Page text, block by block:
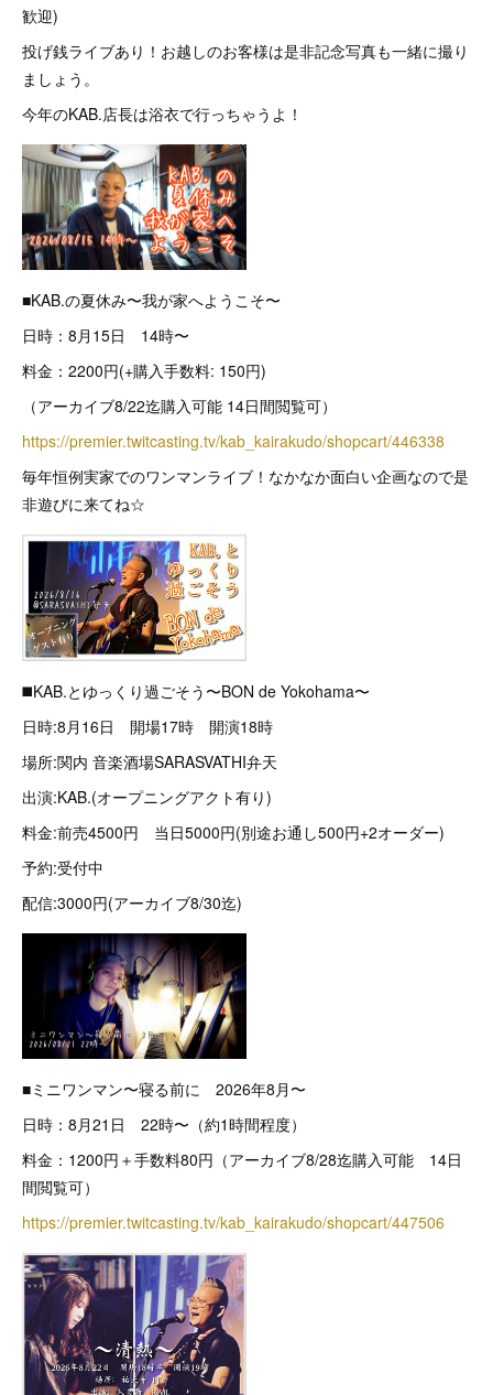
歓迎)
投げ銭ライブあり！お越しのお客様は是非記念写真も一緒に撮り
ましょう。
今年のKAB.店長は浴衣で行っちゃうよ！
■KAB.の夏休み〜我が家へようこそ〜
日時：8月15日 14時〜
料金：2200円(+購入手数料: 150円)
（アーカイブ8/22迄購入可能 14日間閲覧可）
https://premier.twitcasting.tv/kab_kairakudo/shopcart/446338
毎年恒例実家でのワンマンライブ！なかなか面白い企画なので是
非遊びに来てね☆
◼️KAB.とゆっくり過ごそう〜BON de Yokohama〜
日時:8月16日 開場17時 開演18時
場所:関内 音楽酒場SARASVATHI弁天
出演:KAB.(オープニングアクト有り)
料金:前売4500円 当日5000円(別途お通し500円+2オーダー)
予約:受付中
配信:3000円(アーカイブ8/30迄)
■ミニワンマン〜寝る前に 2026年8月〜
日時：8月21日 22時〜（約1時間程度）
料金：1200円＋手数料80円（アーカイブ8/28迄購入可能 14日
間閲覧可）
https://premier.twitcasting.tv/kab_kairakudo/shopcart/447506